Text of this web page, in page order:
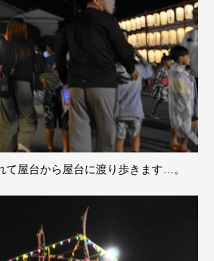
て屋台から屋台に渡り歩きます…。